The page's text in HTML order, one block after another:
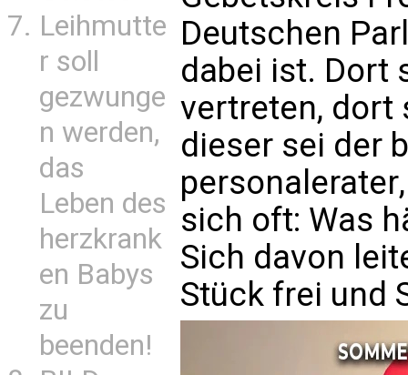
Leihmutte
r soll
gezwunge
n werden,
das
Leben des
herzkrank
en Babys
zu
beenden!
Deutschen
dabei ist. Dort
vertreten, dort
dieser sei der
sich oft: Was
Sich davon
Stück frei und